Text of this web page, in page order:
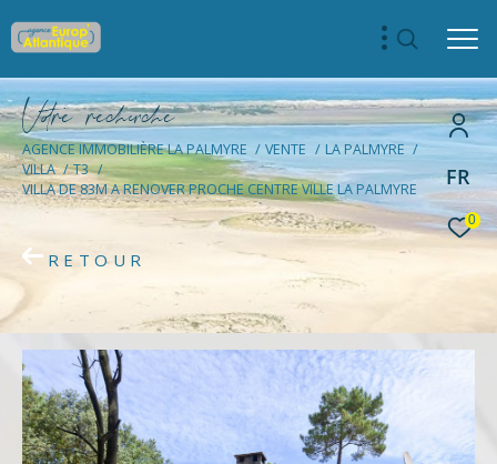
FR
0
Vore recece
AGENCE IMMOBILIÈRE LA PALMYRE VENTE
LA PALMYRE
VILLA
T3
VILLA DE 83M A RENOVER PROCHE CENTRE VILLE LA PALMYRE
RETOUR